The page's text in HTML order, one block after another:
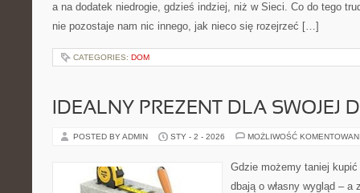
a na dodatek niedrogie, gdzieś indziej, niż w Sieci. Co do tego
nie pozostaje nam nic innego, jak nieco się rozejrzeć […]
CATEGORIES: DOM
IDEALNY PREZENT DLA SWOJEJ
POSTED BY ADMIN STY - 2 - 2026 MOŻLIWOŚĆ
Gdzie możemy taniej
dbają o własny wygląd – a